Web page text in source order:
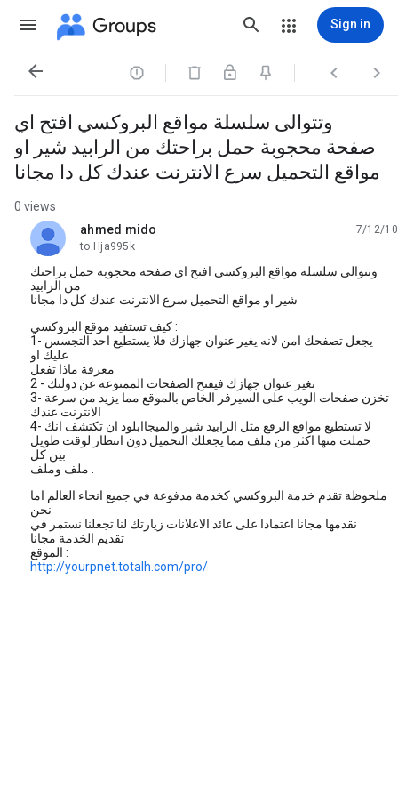
Groups Sign in
   
وتتوالى سلسلة مواقع البروكسي افتح اي
صفحة محجوبة حمل براحتك من الرابيد شير او
مواقع التحميل سرع الانترنت عندك كل دا مجانا
0 views
ahmed mido
unread,
7/12/10
to Hja995k
وتتوالى سلسلة مواقع البروكسي افتح اي صفحة محجوبة حمل براحتك
من الرابيد
شير او مواقع التحميل سرع الانترنت عندك كل دا مجانا
كيف تستفيد موقع البروكسي :
1- يجعل تصفحك امن لانه يغير عنوان جهازك فلا يستطيع احد التجسس
عليك او
معرفة ماذا تفعل
2 - تغير عنوان جهازك فيفتح الصفحات الممنوعة عن دولتك
3- تخزن صفحات الويب على السيرفر الخاص بالموقع مما يزيد من سرعة
الانترنت عندك
4- لا تستطيع مواقع الرفع مثل الرابيد شير والميجاابلود ان تكتشف انك
حملت منها اكثر من ملف مما يجعلك التحميل دون انتظار لوقت طويل
بين كل
ملحوظة تقدم خدمة البروكسي كخدمة مدفوعة في جميع انحاء العالم اما
نحن
نقدمها مجانا اعتمادا على عائد الاعلانات زيارتك لنا تجعلنا نستمر في
تقديم الخدمة مجانا
الموقع :
http://yourpnet.totalh.com/pro/